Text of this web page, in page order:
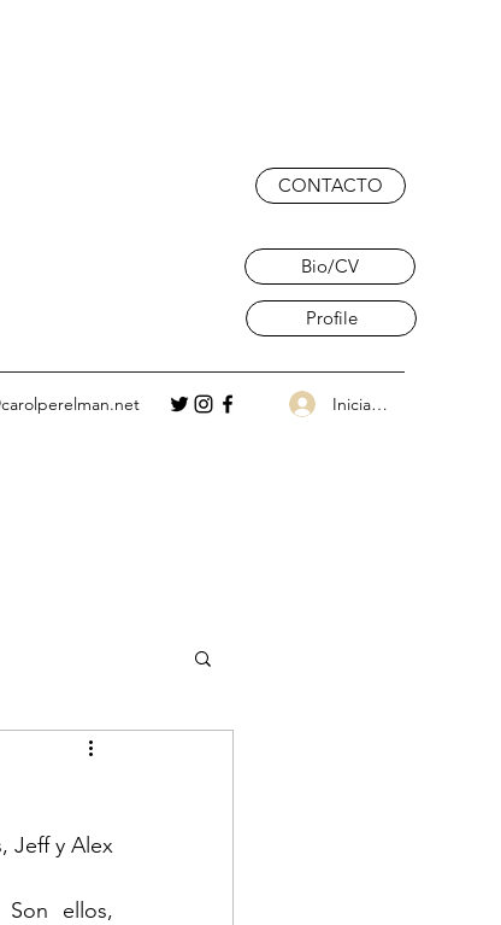
CONTACTO
Bio/CV
Profile
Iniciar sesión
Jeff y Alex
ellos,